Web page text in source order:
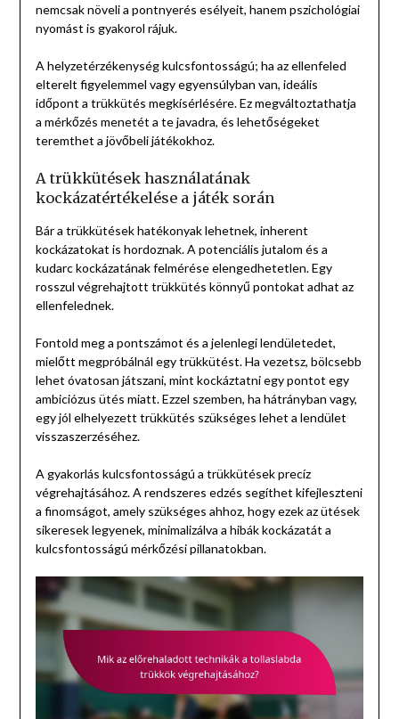
nemcsak növeli a pontnyerés esélyeit, hanem pszichológiai
nyomást is gyakorol rájuk.
A helyzetérzékenység kulcsfontosságú; ha az ellenfeled
elterelt figyelemmel vagy egyensúlyban van, ideális
időpont a trükkütés megkísérlésére. Ez megváltoztathatja
a mérkőzés menetét a te javadra, és lehetőségeket
teremthet a jövőbeli játékokhoz.
A trükkütések használatának
kockázatértékelése a játék során
Bár a trükkütések hatékonyak lehetnek, inherent
kockázatokat is hordoznak. A potenciális jutalom és a
kudarc kockázatának felmérése elengedhetetlen. Egy
rosszul végrehajtott trükkütés könnyű pontokat adhat az
ellenfelednek.
Fontold meg a pontszámot és a jelenlegi lendületedet,
mielőtt megpróbálnál egy trükkütést. Ha vezetsz, bölcsebb
lehet óvatosan játszani, mint kockáztatni egy pontot egy
ambiciózus ütés miatt. Ezzel szemben, ha hátrányban vagy,
egy jól elhelyezett trükkütés szükséges lehet a lendület
visszaszerzéséhez.
A gyakorlás kulcsfontosságú a trükkütések precíz
végrehajtásához. A rendszeres edzés segíthet kifejleszteni
a finomságot, amely szükséges ahhoz, hogy ezek az ütések
sikeresek legyenek, minimalizálva a hibák kockázatát a
kulcsfontosságú mérkőzési pillanatokban.